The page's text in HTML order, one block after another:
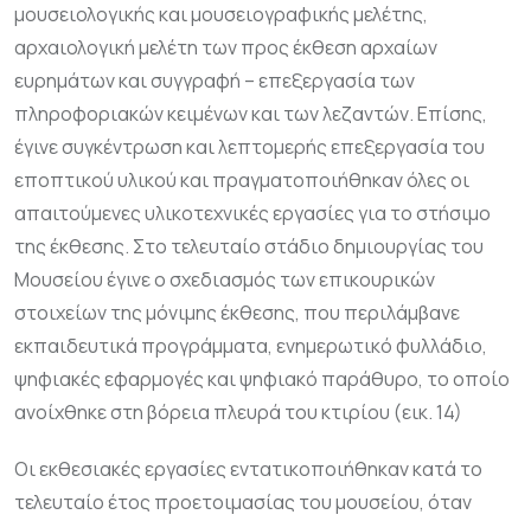
μουσειολογικής και μουσειογραφικής μελέτης,
αρχαιολογική μελέτη των προς έκθεση αρχαίων
ευρημάτων και συγγραφή – επεξεργασία των
πληροφοριακών κειμένων και των λεζαντών. Επίσης,
έγινε συγκέντρωση και λεπτομερής επεξεργασία του
εποπτικού υλικού και πραγματοποιήθηκαν όλες οι
απαιτούμενες υλικοτεχνικές εργασίες για το στήσιμο
της έκθεσης. Στο τελευταίο στάδιο δημιουργίας του
Μουσείου έγινε ο σχεδιασμός των επικουρικών
στοιχείων της μόνιμης έκθεσης, που περιλάμβανε
εκπαιδευτικά προγράμματα, ενημερωτικό φυλλάδιο,
ψηφιακές εφαρμογές και ψηφιακό παράθυρο, το οποίο
ανοίχθηκε στη βόρεια πλευρά του κτιρίου (εικ. 14)
Οι εκθεσιακές εργασίες εντατικοποιήθηκαν κατά το
τελευταίο έτος προετοιμασίας του μουσείου, όταν